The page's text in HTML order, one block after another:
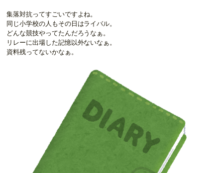
集落対抗ってすごいですよね。
同じ小学校の人もその日はライバル。
どんな競技やってたんだろうなぁ。
リレーに出場した記憶以外ないなぁ。
資料残ってないかなぁ。